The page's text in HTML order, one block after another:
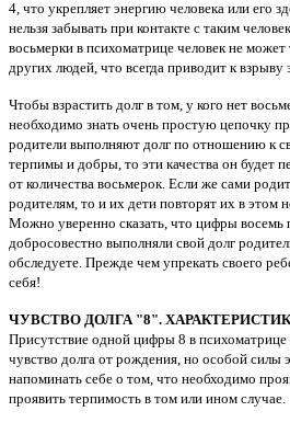
4, что укрепляет энергию человека или его
нельзя забывать при контакте с таким
восьмерки в психоматрице человек не
других людей, что всегда приводит к взрыву
Чтобы взрастить долг в том, у кого нет
необходимо знать очень простую цепочку
родители выполняют долг по отношению к
терпимы и добры, то эти качества он будет
от количества восьмерок. Если же сами
родителям, то и их дети повторят их в этом
Можно уверенно сказать, что цифры восемь
добросовестно выполняли свой долг
обследуете. Прежде чем упрекать своего
себя!
ЧУВСТВО ДОЛГА "8".
Присутствие одной цифры 8 в психоматрице
чувство долга от рождения, но особой силы
напоминать себе о том, что необходимо
проявить терпимость в том или ином случае.